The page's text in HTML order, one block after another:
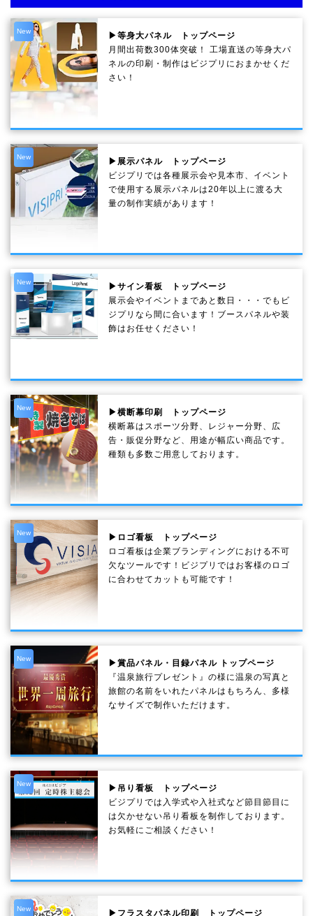
New
▶等身大パネル トップページ
月間出荷数300体突破！ 工場直送の等身大パ
ネルの印刷・制作は ビジプリ におまかせくだ
さい！
New
▶展示パネル トップページ
ビジプリでは各種展示会や見本市、イベント
で使用する展示パネルは20年以上に渡る大
量の制作実績があります！
New
▶サイン看板 トップページ
展示会やイベントまであと数日・・・でもビ
ジプリなら間に合います！ブースパネルや装
飾はお任せください！
New
▶横断幕印刷 トップページ
横断幕はスポーツ分野、レジャー分野、広
告・販促分野など、用途が幅広い商品です。
種類も多数ご用意しております。
New
▶ロゴ看板 トップページ
ロゴ看板は企業ブランディングにおける不可
欠なツールです！ビジプリではお客様のロゴ
に合わせてカットも可能です！
New
▶賞品パネル・目録パネル トップページ
『温泉旅行プレゼント』の様に温泉の写真と
旅館の名前をいれたパネルはもちろん、多様
なサイズで制作いただけます。
New
▶吊り看板 トップページ
ビジプリでは入学式や入社式など節目節目に
は欠かせない吊り看板を制作しております。
お気軽にご相談ください！
New
▶フラスタパネル印刷 トップページ